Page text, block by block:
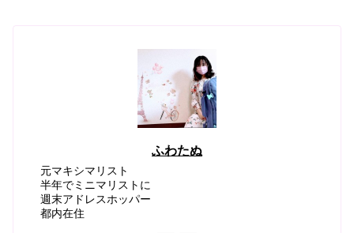
ふわたぬ
元マキシマリスト
半年でミニマリストに
週末アドレスホッパー
都内在住